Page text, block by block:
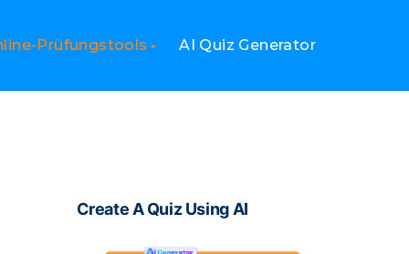
Prüfungstools AI Quiz Generator
Create A Quiz Using AI